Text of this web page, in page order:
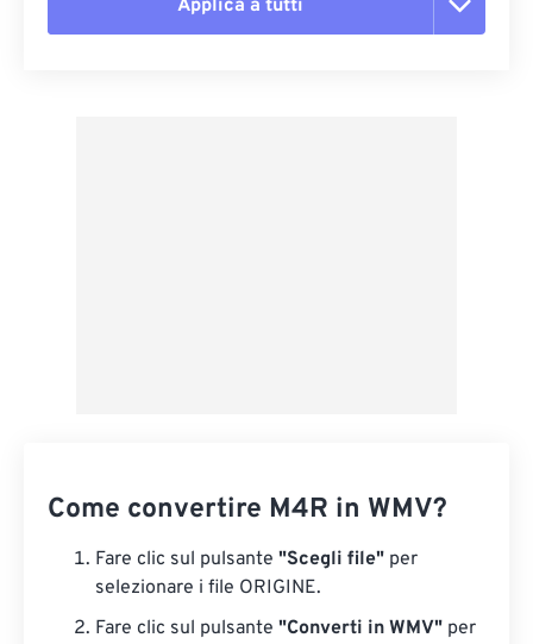
Applica a tutti
Come convertire M4R in WMV?
Fare clic sul pulsante "Scegli file" per
selezionare i file ORIGINE.
Fare clic sul pulsante "Converti in WMV" per